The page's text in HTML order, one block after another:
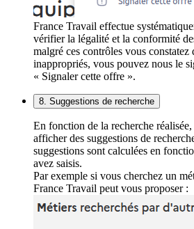
France Travail effectue
vérifier la légalité et la conformité
malgré ces contrôles vous constatez
inappropriés, vous pouvez nous le
« Signaler cette offre ».
8. Suggestions de recherche
En fonction de la recherche
afficher des suggestions de
suggestions sont calculées en
avez saisis.
Par exemple si vous cherchez un
France Travail peut vous proposer :